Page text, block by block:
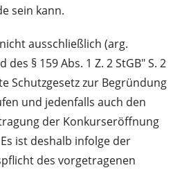
sein kann.
ausschließlich (arg.
§ 159 Abs. 1 Z. 2 StGB" S. 2
Schutzgesetz zur Begründung
und jedenfalls auch den
der Konkurseröffnung
ist deshalb infolge der
des vorgetragenen